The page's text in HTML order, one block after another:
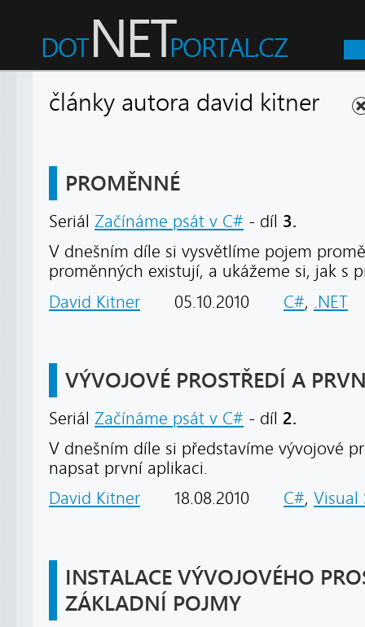
články autora david kitner
PROMĚNNÉ
Seriál Začínáme psát v C# - díl 3.
V dnešním díle si vysvětlíme pojem
proměnných existují, a ukážeme si, jak s
David Kitner
05.10.2010 C#, .NET
VÝVOJOVÉ PROSTŘEDÍ A
Seriál Začínáme psát v C# - díl 2.
V dnešním díle si představíme vývojové
napsat první aplikaci.
David Kitner
18.08.2010 C#, Visual
INSTALACE VÝVOJOVÉHO
ZÁKLADNÍ POJMY